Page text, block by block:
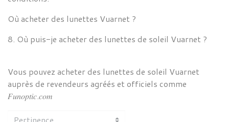
Où acheter des lunettes Vuarnet ?
8. Où puis-je acheter des lunettes de soleil Vuarnet ?
Vous pouvez acheter des lunettes de soleil Vuarnet
auprès de revendeurs agréés et officiels comme
𝐹𝑢𝑛𝑜𝑝𝑡𝑖𝑐.𝑐𝑜𝑚